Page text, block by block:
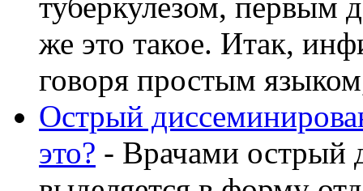
туберкулезом, первым
же это такое. Итак,
говоря простым
Острый
это? - Врачами острый